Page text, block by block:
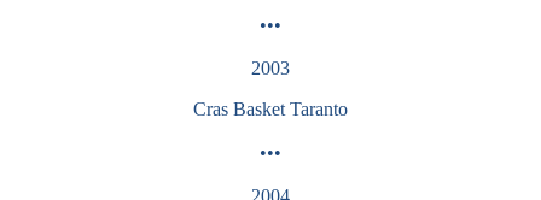
•••
2003
Cras Basket Taranto
•••
2004